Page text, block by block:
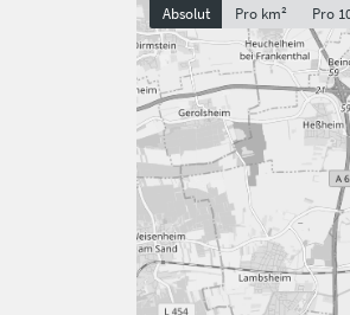
Absolut Pro km² Pro